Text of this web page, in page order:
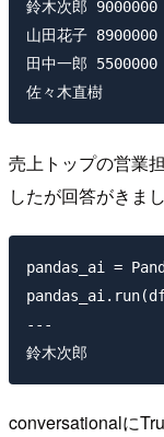
鈴木次郎	9000000
山田花子	8900000
田中一郎	5500000
売上トップの営業
したが回答がきま
pandas_ai =
---
conversationalに